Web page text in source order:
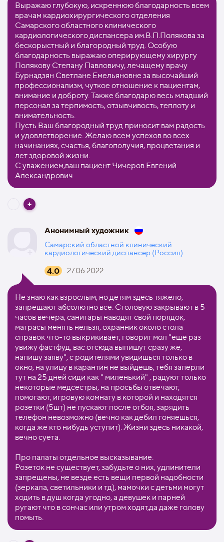
Выражаю глубокую, искреннюю благодарность всем
врачам кардиохирургического отделения
Самарского областного клинического
кардиологического диспансера им.В.П.Полякова за
бескорыстный и благородный труд. Особую
благодарность выражаю оперирующему хирургу
Полякову Степану Павловичу, лечащему врачу
Бурнадзян Светлане Емельяновне за высочайший
профессионализм, чуткое отношение к пациентам,
внимание и доброту. Также благодарю весь младший
персонал за терпимость, отзывчивость, теплоту и
внимательность.
Пусть Ваш благородный труд приносит вам радость
и удовлетворение. Желаю всем успехов во всех
начинаниях, счастья, благополучия, процветания и
лет здоровой жизни.
С уважением,ваш пациент Чичеров Евгений
Александрович
Анонимный художник
Самарский областной клинический
кардиологический диспансер (Россия)
4.0 27.06.2022
Не знаю как взрослым, но детям здесь тяжело,
запрещают абсолютно все. Столовую закрывают в 5
часов вечера, санитары наводят свой порядок,
матрасы менять нельзя, охранник около стола
справок что-то выкрикивает, говорит мол "ещё раз
увижу фастфуд, вас отсюда выпишут сразу же,
напишу заяву", с родителями увидишься только в
окно, на улицу в карантин не выйдешь, тебя заперли
тут на 25 дней сиди как " миленький" , радуют только
некоторые медсестры, на просьбы отвечают,
помогают, игровую комнату в которой и находятся
розетки (5шт) не пускают после отбоя, зарядить
телефон невозможно (вечно как дебил гоняешься,
когда же кто нибудь уступит). Жизни здесь никакой,
вечно суета.
Про палаты отдельное высказывание.
Розеток не существует, забудьте о них, удлинители
запрещены, не везде есть вещи первой надобности
(зеркала, светильники и тд), мамочки с детьми могут
ходить в душ когда угодно, а девушек и парней
ругают что в сончас или утром ходят,да даже голову
помыть.